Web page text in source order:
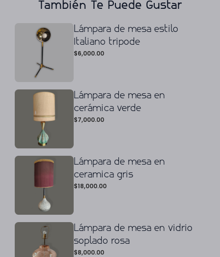
También Te Puede Gustar
Lámpara de mesa estilo
Italiano tripode
$6,000.00
Lámpara de mesa en
cerámica verde
$7,000.00
Lámpara de mesa en
ceramica gris
$18,000.00
Lámpara de mesa en vidrio
soplado rosa
$8,000.00